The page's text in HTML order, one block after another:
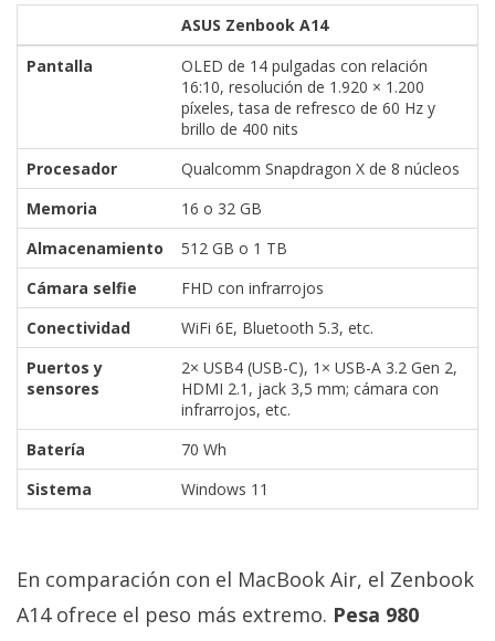
ASUS Zenbook A14
Pantalla
OLED de 14 pulgadas con relación
16:10, resolución de 1.920 × 1.200
píxeles, tasa de refresco de 60 Hz y
brillo de 400 nits
Procesador
Qualcomm Snapdragon X de 8 núcleos
Memoria
16 o 32 GB
Almacenamiento
512 GB o 1 TB
Cámara selfie
FHD con infrarrojos
Conectividad
WiFi 6E, Bluetooth 5.3, etc.
Puertos y
sensores
2× USB4 (USB-C), 1× USB-A 3.2 Gen 2,
HDMI 2.1, jack 3,5 mm; cámara con
infrarrojos, etc.
Batería
70 Wh
Sistema
Windows 11
En comparación con el MacBook Air, el Zenbook
A14 ofrece el peso más extremo. Pesa 980